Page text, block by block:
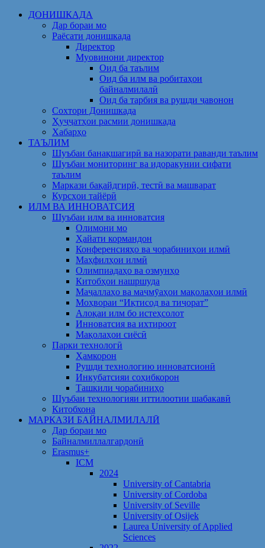
Skip
ДОНИШКАДА
Дар бораи мо
Раёсати донишкада
Директор
Муовинони директор
Оид ба таълим
Оид ба илм ва робитаҳои
байналмилалӣ
Оид ба тарбия ва рушди ҷавонон
Сохтори Донишкада
Ҳуҷҷатҳои расмии донишкада
Хабарҳо
ТАЪЛИМ
Шуъбаи банақшагирӣ ва назорати раванди таълим
Шуъбаи мониторинг ва идоракунии сифати
таълим
Маркази бақайдгирӣ, тестӣ ва машварат
Курсҳои тайёрӣ
ИЛМ ВА ИННОВАТСИЯ
Шуъбаи илм ва инноватсия
Олимони мо
Ҳайати кормандон
Конференсияҳо ва чорабиниҳои илмӣ
Маҳфилҳои илмӣ
Олимпиадаҳо ва озмунҳо
Китобҳои нашршуда
Маҷаллаҳо ва маҷмӯаҳои мақолаҳои илмӣ
Моҳвораи “Иқтисод ва тиҷорат”
Алоқаи илм бо истеҳсолот
Инноватсия ва ихтироот
Мақолаҳои сиёсӣ
Парки технологӣ
Ҳамкорон
Рушди технологию инноватсионӣ
Инкубатсияи соҳибкорон
Ташкили чорабиниҳо
Шуъбаи технологияи иттилоотии шабакавӣ
Китобхона
МАРКАЗИ БАЙНАЛМИЛАЛӢ
Дар бораи мо
Байналмиллалгардонӣ
Erasmus+
ICM
2024
University of Cantabria
University of Cordoba
University of Seville
University of Osijek
Laurea University of Applied
Sciences